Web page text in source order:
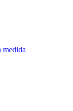
medida